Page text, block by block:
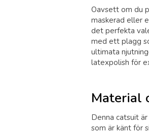
Oavsett om du
maskerad eller
det perfekta
med ett plagg
ultimata
latexpolish för
Material
Denna catsuit
som är känt för